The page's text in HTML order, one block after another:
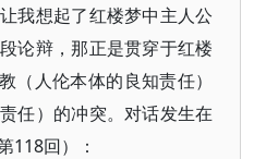
我想起了红楼梦中主人公
论辩，那正是贯穿于红楼
（人伦本体的良知责任）
任）的冲突。对话发生在
118回）：